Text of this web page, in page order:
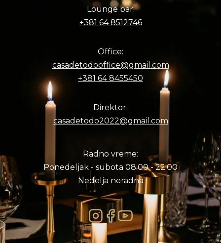
Lounge bar:
+381 64 8512746
Office:
casadetodooffice@gmail.com
+381 64 8455450
Direktor:
casadetodo2022@gmail.com
Radno vreme:
Ponedeljak - subota 08:00 - 22:00
Nedelja neradna